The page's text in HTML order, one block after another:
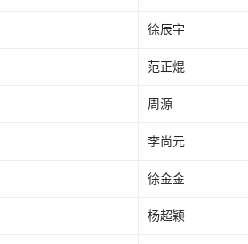
徐辰宇
范正焜
周源
李尚元
徐金金
杨超颖